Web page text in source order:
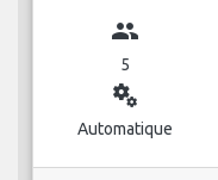
group
5
miscellaneous_services
Automatique